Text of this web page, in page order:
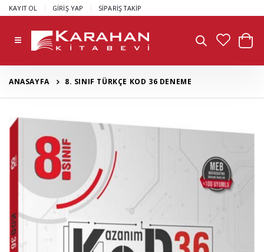
KAYIT OL GİRİŞ YAP SİPARİŞ TAKİP
ANASAYFA 8. SINIF TÜRKÇE KOD 36 DENEME